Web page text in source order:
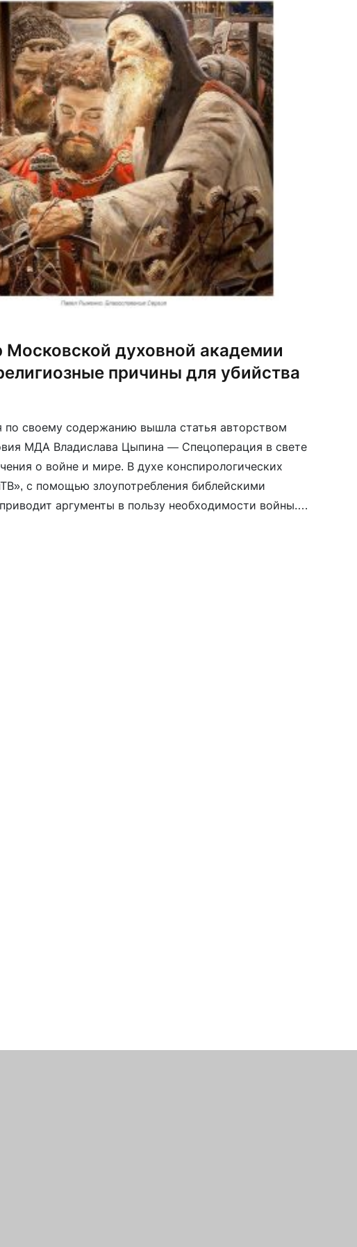
духовной академии
причины для убийства
по своему содержанию вышла статья авторством
МДА Владислава Цыпина — Спецоперация в свете
о войне и мире. В духе конспирологических
с помощью злоупотребления библейскими
аргументы в пользу необходимости войны.